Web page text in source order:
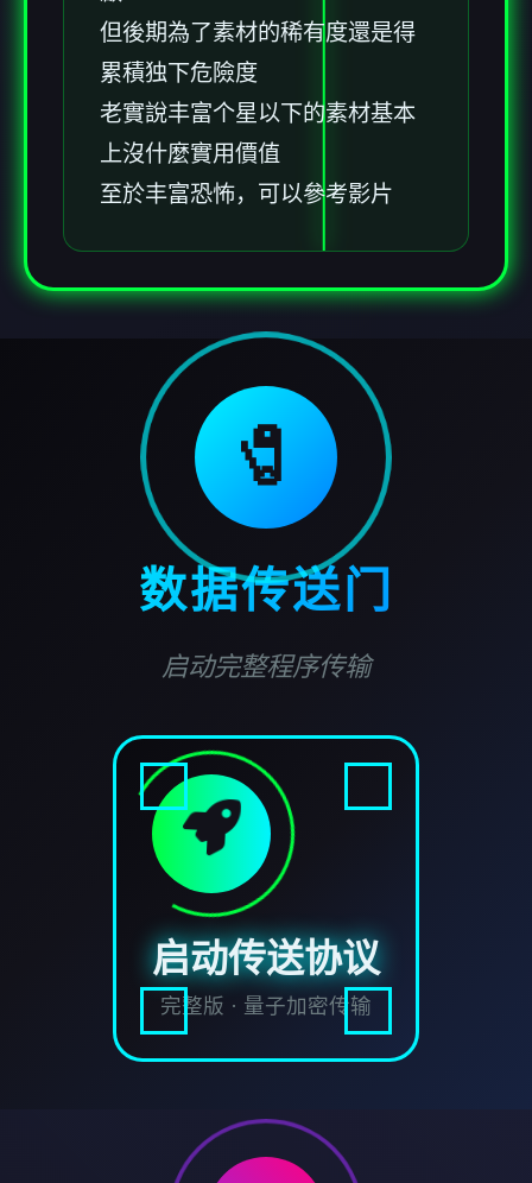
但後期為了素材的稀有度還是得
累積独下危險度
老實說丰富个星以下的素材基本
上沒什麼實用價值
至於丰富恐怖，可以參考影片
🧷
数据传送门
启动完整程序传输
启动传送协议
完整版 · 量子加密传输